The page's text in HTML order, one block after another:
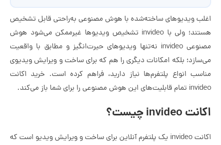
اغلب ویدیوهای ساخته‌شده با هوش مصنوعی به‌راحتی قابل تشخیص
هستند؛ ولی با invideo تشخیص ویدیوها غیرممکن می‌شود هوش
مصنوعی invideo نه‌تنها ویدیوهای حیرت‌انگیز و مطابق با واقعیت
می‌سازد؛ بلکه امکانات دیگری را هم که برای ساخت و ویرایش ویدیوی
مناسب انواع پلتفرم‌ها نیاز دارید، فراهم کرده است. خرید اکانت
invideo تمام قابلیت‌های این هوش مصنوعی را برای شما باز می‌کند.
اکانت invideo چیست؟
اکانت invideo یک پلتفرم آنلاین برای ساخت و ویرایش ویدیو است که